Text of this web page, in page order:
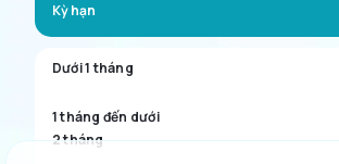
Kỳ hạn
Dưới 1 tháng
1 tháng đến dưới
2 tháng